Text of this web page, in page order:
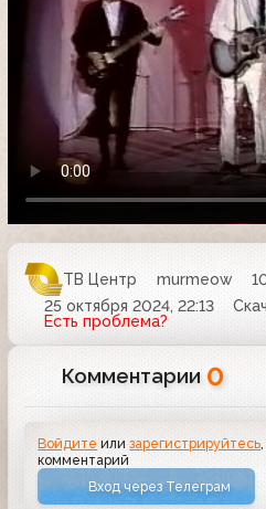
ТВ Центр murmeow
25 октября 2024, 22:13
Есть проблема?
Комментарии 0
Войдите илизарегистрируйтесь
комментарий
Вход через Телеграм